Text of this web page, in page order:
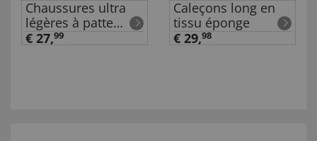
Chaussures ultra
légères à patte
auto-agrippante en
€ 27,99
Caleçons long en
tissu éponge
€ 29,98